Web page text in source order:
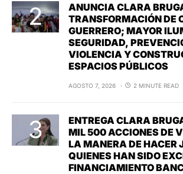
ANUNCIA CLARA
TRANSFORMACIÓN DE
GUERRERO; MAYOR
SEGURIDAD,
VIOLENCIA Y
ESPACIOS PÚBLICOS
AGOSTO 7, 2026 2 MINUTE READ
ENTREGA CLARA
MIL 500 ACCIONES DE
LA MANERA DE HACER
QUIENES HAN SIDO
FINANCIAMIENTO